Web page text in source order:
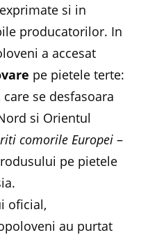
si in
producatorilor. In
a accesat
pe pietele terte:
care se desfasoara
si Orientul
comorile Europei –
pe pietele
oficial,
au purtat